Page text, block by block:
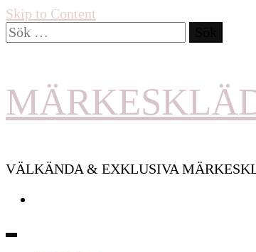
Skip to Content
Sök
efter:
VÄLKÄNDA & EXKLUSIVA